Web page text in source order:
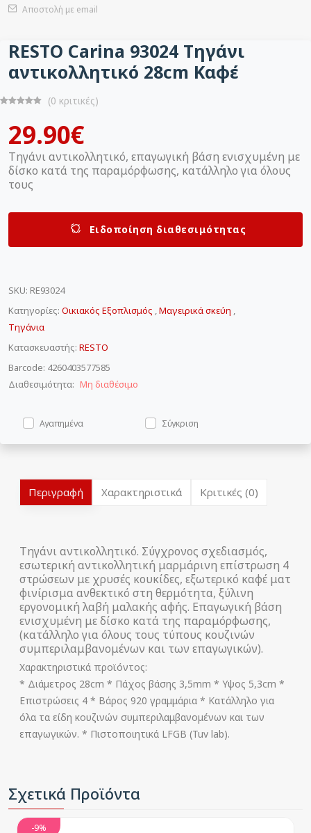
Αποστολή με email
RESTO Carina 93024 Τηγάνι
αντικολλητικό 28cm Καφέ
(0 κριτικές)
29.90€
Τηγάνι αντικολλητικό, επαγωγική βάση ενισχυμένη με
δίσκο κατά της παραμόρφωσης, κατάλληλο για όλους
τους
Ειδοποίηση διαθεσιμότητας
SKU: RE93024
Κατηγορίες: Οικιακός Εξοπλισμός ,Μαγειρικά σκεύη ,
Τηγάνια
Κατασκευαστής: RESTO
Barcode: 4260403577585
Διαθεσιμότητα: Μη διαθέσιμο
Αγαπημένα Σύγκριση
Περιγραφή Χαρακτηριστικά Κριτικές (0)
Τηγάνι αντικολλητικό. Σύγχρονος σχεδιασμός,
εσωτερική αντικολλητική μαρμάρινη επίστρωση 4
στρώσεων με χρυσές κουκίδες, εξωτερικό καφέ ματ
φινίρισμα ανθεκτικό στη θερμότητα, ξύλινη
εργονομική λαβή μαλακής αφής. Επαγωγική βάση
ενισχυμένη με δίσκο κατά της παραμόρφωσης,
(κατάλληλο για όλους τους τύπους κουζινών
συμπεριλαμβανομένων και των επαγωγικών).
Χαρακτηριστικά προϊόντος:
* Διάμετρος 28cm * Πάχος βάσης 3,5mm * Υψος 5,3cm *
Επιστρώσεις 4 * Βάρος 920 γραμμάρια * Κατάλληλο για
όλα τα είδη κουζινών συμπεριλαμβανομένων και των
επαγωγικών. * Πιστοποιητικά LFGB (Tuv lab).
Σχετικά Προϊόντα
-9%